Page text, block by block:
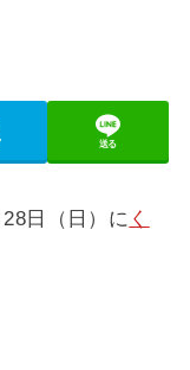
送る
日（日）に く